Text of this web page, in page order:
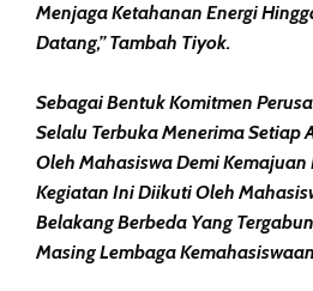
Menjaga Ketahanan Energi
Datang,” Tambah Tiyok.
Sebagai Bentuk Komitmen
Selalu Terbuka Menerima Setiap
Oleh Mahasiswa Demi Kemajuan
Kegiatan Ini Diikuti Oleh
Belakang Berbeda Yang
Masing Lembaga